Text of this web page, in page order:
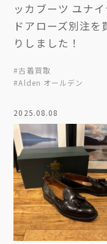
ッカブーツ ユナイ
ドアローズ別注を
りしました！
#古着買取
#Alden オールデン
2025.08.08